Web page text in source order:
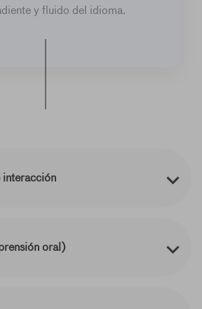
y fluido del idioma.
interacción
oral)